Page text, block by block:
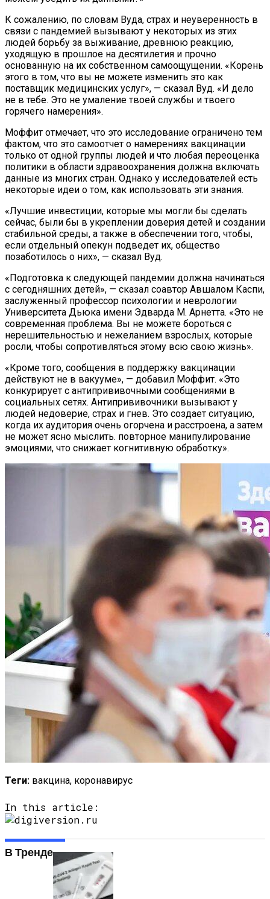
К сожалению, по словам Вуда, страх и неуверенность в
связи с пандемией вызывают у некоторых из этих
людей борьбу за выживание, древнюю реакцию,
уходящую в прошлое на десятилетия и прочно
основанную на их собственном самоощущении. «Корень
этого в том, что вы не можете изменить это как
поставщик медицинских услуг», — сказал Вуд. «И дело
не в тебе. Это не умаление твоей службы и твоего
горячего намерения».
Моффит отмечает, что это исследование ограничено тем
фактом, что это самоотчет о намерениях вакцинации
только от одной группы людей и что любая переоценка
политики в области здравоохранения должна включать
данные из многих стран. Однако у исследователей есть
некоторые идеи о том, как использовать эти знания.
«Лучшие инвестиции, которые мы могли бы сделать
сейчас, были бы в укреплении доверия детей и создании
стабильной среды, а также в обеспечении того, чтобы,
если отдельный опекун подведет их, общество
позаботилось о них», — сказал Вуд.
«Подготовка к следующей пандемии должна начинаться
с сегодняшних детей», — сказал соавтор Авшалом Каспи,
заслуженный профессор психологии и неврологии
Университета Дьюка имени Эдварда М. Арнетта. «Это не
современная проблема. Вы не можете бороться с
нерешительностью и нежеланием взрослых, которые
росли, чтобы сопротивляться этому всю свою жизнь».
«Кроме того, сообщения в поддержку вакцинации
действуют не в вакууме», — добавил Моффит. «Это
конкурирует с антипрививочными сообщениями в
социальных сетях. Антипрививочники вызывают у
людей недоверие, страх и гнев. Это создает ситуацию,
когда их аудитория очень огорчена и расстроена, а затем
не может ясно мыслить. повторное манипулирование
эмоциями, что снижает когнитивную обработку».
Теги: вакцина, коронавирус
In this article:
В Тренде